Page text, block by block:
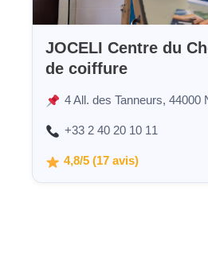
JOCELI Centre du
de coiffure
4 All. des Tanneurs, 44000
+33 2 40 20 10 11
4,8/5 (17 avis)